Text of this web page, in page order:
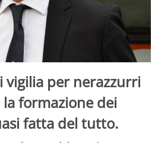
vigilia per nerazzurri
formazione dei
fatta del tutto.